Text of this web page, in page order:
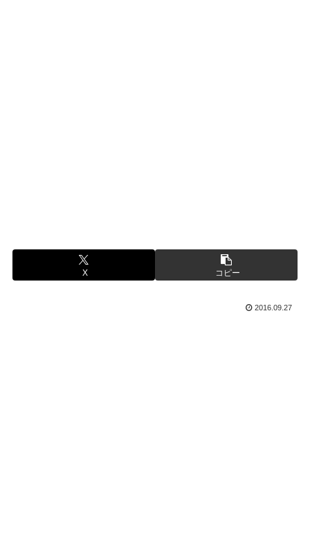
X コピー
2016.09.27